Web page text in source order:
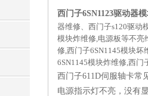
西门子6SN1123驱动器
器维修、西门子s120驱动
模块炸维修,电源板等不亮
修,西门子6SN1145模块坏
6SN1145模块炸维修,西门
西门子611D伺服轴卡常
电源指示灯不亮，没有